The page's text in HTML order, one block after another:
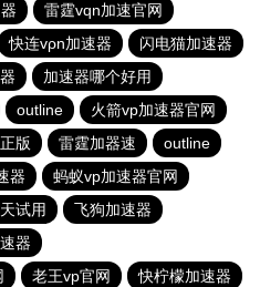
雷霆vqn加速官网
快连vρn加速器
闪电猫加速器
加速器哪个好用
outline
火箭vp加速器官网
版 雷霆加器速
outline
器
蚂蚁vp加速器官网
试用
飞狗加速器
器
老王vp官网 快柠檬加速器